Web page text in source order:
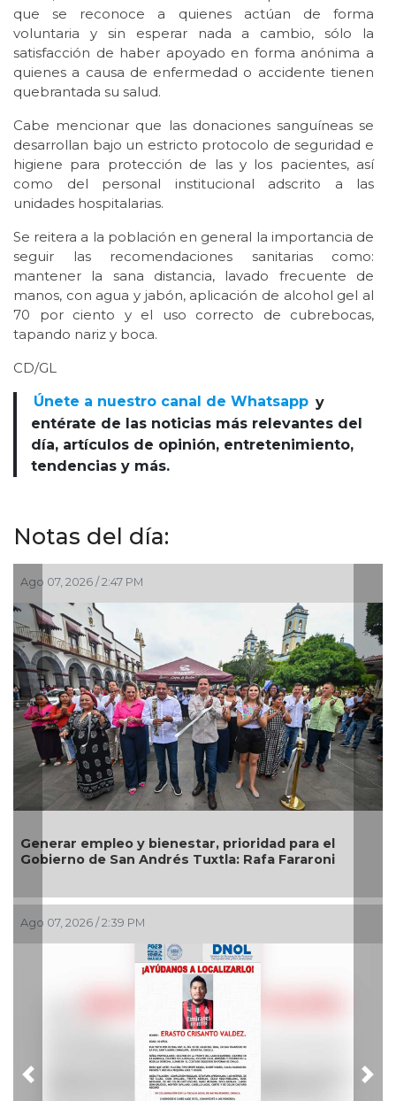
que se reconoce a quienes actúan de forma
voluntaria y sin esperar nada a cambio, sólo la
satisfacción de haber apoyado en forma anónima a
quienes a causa de enfermedad o accidente tienen
quebrantada su salud.
Cabe mencionar que las donaciones sanguíneas se
desarrollan bajo un estricto protocolo de seguridad e
higiene para protección de las y los pacientes, así
como del personal institucional adscrito a las
unidades hospitalarias.
Se reitera a la población en general la importancia de
seguir las recomendaciones sanitarias como:
mantener la sana distancia, lavado frecuente de
manos, con agua y jabón, aplicación de alcohol gel al
70 por ciento y el uso correcto de cubrebocas,
tapando nariz y boca.
CD/GL
Únete a nuestro canal de Whatsapp y
entérate de las noticias más relevantes del
día, artículos de opinión, entretenimiento,
tendencias y más.
Notas del día:
07, 2026 / 2:47 PM
empleo y bienestar, prioridad para el
de San Andrés Tuxtla: Rafa Fararoni
07, 2026 / 2:39 PM
Previous